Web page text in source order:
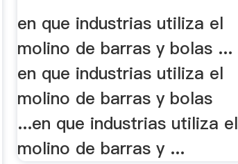
en que industrias utiliza el
molino de barras y bolas ...
en que industrias utiliza el
molino de barras y bolas
...en que industrias utiliza el
molino de barras y ...